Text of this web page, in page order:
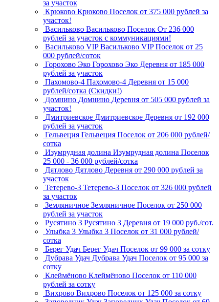
за участок
Крюково Крюково Поселок от 375 000 рублей за
участок!
Васильково Васильково Поселок От 236 000
рублей за участок с коммуникациями!
Васильково VIP Васильково VIP Поселок от 25
000 рублей/соток
Горохово Эко Горохово Эко Деревня от 185 000
рублей за участок
Пахомово-4 Пахомово-4 Деревня от 15 000
рублей/сотка (Скидки!)
Домнино Домнино Деревня от 505 000 рублей за
участок!
Дмитриевское Дмитриевское Деревня от 192 000
рублей за участок
Гельвеция Гельвеция Поселок от 206 000 рублей/
сотка
Изумрудная долина Изумрудная долина Поселок
25 000 - 36 000 рублей/сотка
Дятлово Дятлово Деревня от 290 000 рублей за
участок
Тетерево-3 Тетерево-3 Поселок от 326 000 рублей
за участок
Земляничное Земляничное Поселок от 250 000
рублей за участок
Русятино 3 Русятино 3 Деревня от 19 000 руб./сот.
Улыбка 3 Улыбка 3 Поселок от 31 000 рублей/
сотка
Берег Удач Берег Удач Поселок от 99 000 за сотку
Дубрава Удач Дубрава Удач Поселок от 95 000 за
сотку
Клеймёново Клеймёново Поселок от 110 000
рублей за сотку
Вихрово Вихрово Поселок от 125 000 за сотку